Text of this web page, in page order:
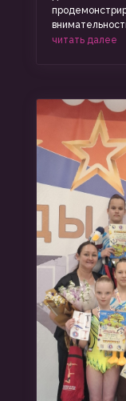
читать далее